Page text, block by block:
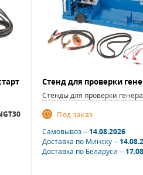
Стенды для проверки
Под заказ
Самовывоз –14.08.2026
Доставка по Минску –
Доставка по Беларуси –